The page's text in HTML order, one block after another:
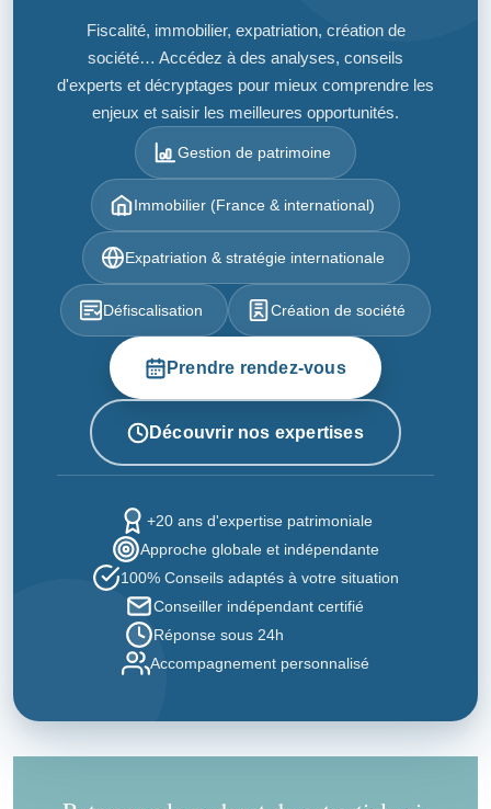
Fiscalité, immobilier, expatriation, création de
société… Accédez à des analyses, conseils
d'experts et décryptages pour mieux comprendre les
enjeux et saisir les meilleures opportunités.
Gestion de patrimoine
Immobilier (France & international)
Expatriation & stratégie internationale
Défiscalisation Création de société
Prendre rendez-vous
Découvrir nos expertises
+20 ans d'expertise patrimoniale
Approche globale et indépendante
100% Conseils adaptés à votre situation
Conseiller indépendant certifié
Réponse sous 24h
Accompagnement personnalisé